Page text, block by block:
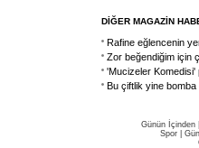
DİĞER MAGAZİN
Rafine eğlencenin
Zor beğendiğim için
'Mucizeler Komedisi'
Bu çiftlik yine
Günün İçinden
Spor